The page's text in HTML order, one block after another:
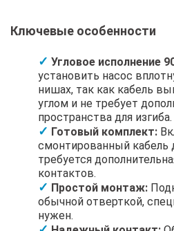
Ключевые особенности
Угловое исполнение
установить насос
нишах, так как кабель
углом и не требует
пространства для изгиба.
Готовый комплект:
смонтированный кабель
требуется
контактов.
Простой монтаж:
обычной отверткой,
нужен.